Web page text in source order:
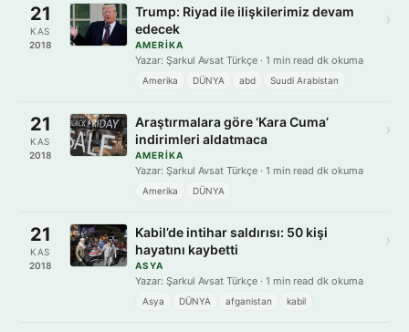
21
KAS
2018
Trump: Riyad ile ilişkilerimiz devam
edecek
AMERIKA
Yazar: Şarkul Avsat Türkçe · 1 min read dk okuma
Amerika DÜNYA abd Suudi Arabistan
›
21
KAS
2018
Araştırmalara göre ‘Kara Cuma’
indirimleri aldatmaca
AMERIKA
Yazar: Şarkul Avsat Türkçe · 1 min read dk okuma
Amerika DÜNYA
›
21
KAS
2018
Kabil’de intihar saldırısı: 50 kişi
hayatını kaybetti
ASYA
Yazar: Şarkul Avsat Türkçe · 1 min read dk okuma
Asya DÜNYA afganistan kabil
›